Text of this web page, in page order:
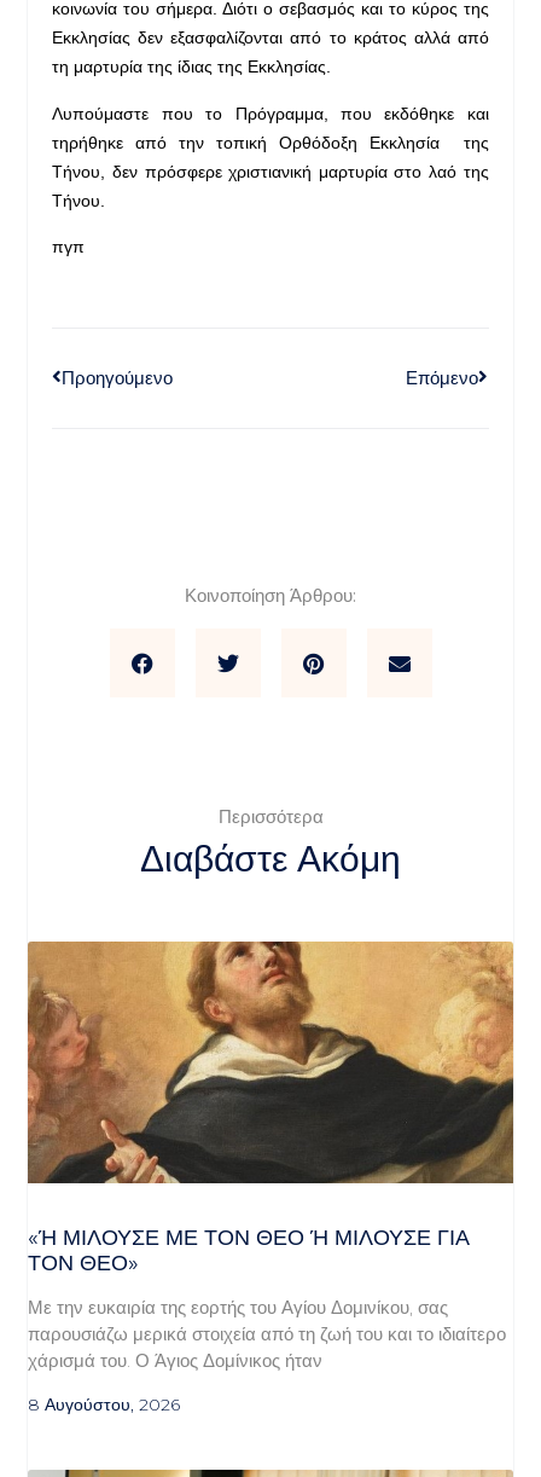
κοινωνία του σήμερα. Διότι ο σεβασμός και το κύρος της
Εκκλησίας δεν εξασφαλίζονται από το κράτος αλλά από
τη μαρτυρία της ίδιας της Εκκλησίας.
Λυπούμαστε που το Πρόγραμμα, που εκδόθηκε και
τηρήθηκε από την τοπική Ορθόδοξη Εκκλησία της
Τήνου, δεν πρόσφερε χριστιανική μαρτυρία στο λαό της
Τήνου.
πγπ
Προηγούμενο Επόμενο
Κοινοποίηση Άρθρου:
Περισσότερα
Διαβάστε Ακόμη
«Ή ΜΙΛΟΎΣΕ ΜΕ ΤΟΝ ΘΕΌ Ή ΜΙΛΟΎΣΕ ΓΙΑ ΤΟ
Ν ΘΕΌ»
Με την ευκαιρία της εορτής του Αγίου Δομινίκου, σας
παρουσιάζω μερικά στοιχεία από τη ζωή του και το ιδιαίτερο
χάρισμά του. Ο Άγιος Δομίνικος ήταν
8 Αυγούστου, 2026